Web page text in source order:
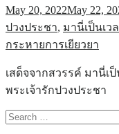
May 20, 2022May 22,
ปวงประชา, มานี่เป็นเว
กระหายการเยียวยา
เสด็จจากสวรรค์ มานี่เ
พระเจ้ารักปวงประชา
Search
for: